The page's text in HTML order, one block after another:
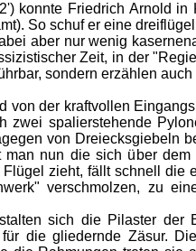
konnte Friedrich Arnold
So schuf er eine
aber nur wenig
Zeit, in der
sondern erzählen
der kraftvollen
zwei spalierstehende
von Dreiecksgiebeln
nun die sich über
zieht, fällt schnell die
verschmolzen, zu
sich die Pilaster der
die gliedernde Zäsur.